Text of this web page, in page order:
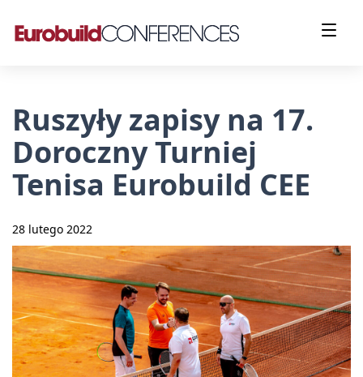
Ruszyły zapisy na 17.
Doroczny Turniej
Tenisa Eurobuild CEE
28 lutego 2022